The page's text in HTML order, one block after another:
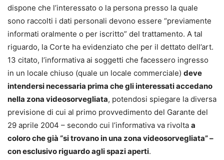
dispone che l’interessato o la persona presso la quale
sono raccolti i dati personali devono essere “previamente
informati oralmente o per iscritto” del trattamento. A tal
riguardo, la Corte ha evidenziato che per il dettato dell’art.
13 citato, l’informativa ai soggetti che facessero ingresso
in un locale chiuso (quale un locale commerciale) deve
intendersi necessaria prima che gli interessati accedano
nella zona videosorvegliata, potendosi spiegare la diversa
previsione di cui al primo provvedimento del Garante del
29 aprile 2004 – secondo cui l’informativa va rivolta a
coloro che già “si trovano in una zona videosorvegliata” –
con esclusivo riguardo agli spazi aperti.